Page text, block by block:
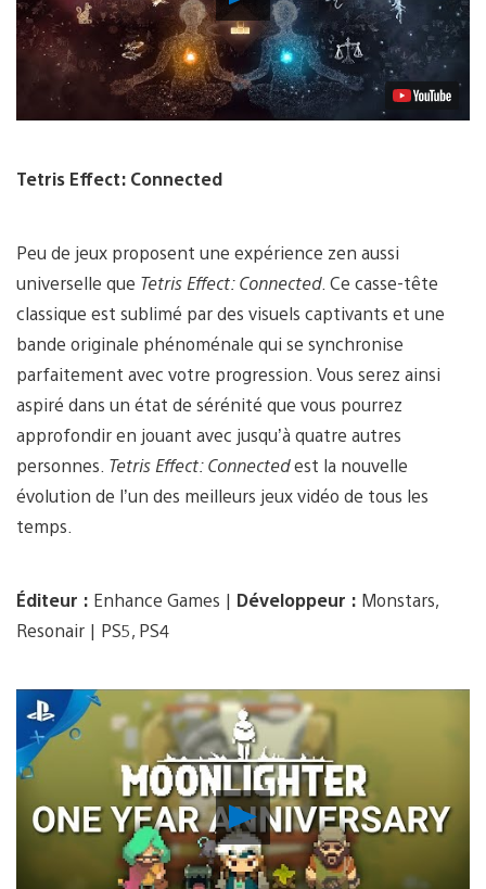
vidéo
Tetris Effect: Connected
Peu de jeux proposent une expérience zen aussi
universelle que Tetris Effect:Connected. Ce casse-tête
classique est sublimé par des visuels captivants et une
bande originale phénoménale qui se synchronise
parfaitement avec votre progression. Vous serez ainsi
aspiré dans un état de sérénité que vous pourrez
approfondir en jouant avec jusqu’à quatre autres
personnes. Tetris Effect:Connectedest la nouvelle
évolution de l’un des meilleurs jeux vidéo de tous les
temps.
Éditeur : Enhance Games | Développeur : Monstars,
Resonair | PS5, PS4
Lancer
la
vidéo